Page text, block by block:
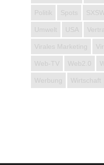
Politik Spots
Umwelt USA
Virales Marketing
Web-TV Web2.0
Werbung Wirtschaft